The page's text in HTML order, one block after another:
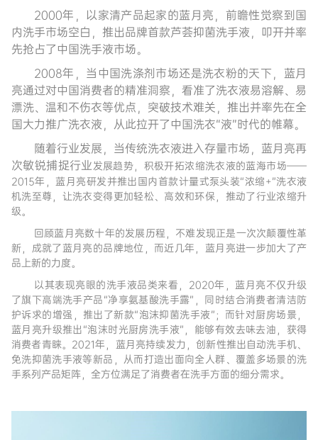
2000年，以家清产品起家的蓝月亮，前瞻性觉察到国
内洗手市场空白，推出品牌首款芦荟抑菌洗手液，叩开并率
先抢占了中国洗手液市场。
2008年，当中国洗涤剂市场还是洗衣粉的天下，蓝月
亮通过对中国消费者的精准洞察，看准了洗衣液易溶解、易
漂洗、温和不伤衣等优点，突破技术难关，推出并率先在全
国大力推广洗衣液，从此拉开了中国洗衣“液”时代的帷幕。
随着行业发展，当传统洗衣液进入存量市场，蓝月亮再
次敏锐捕捉行业发展趋势，积极开拓浓缩洗衣液的蓝海市场——
2015年，蓝月亮研发并推出国内首款计量式泵头装“浓缩+”洗衣液
机洗至尊，让洗衣变得更加轻松、高效和环保，推动了行业浓缩升
级。
回顾蓝月亮数十年的发展历程，不难发现正是一次次颠覆性革
新，成就了蓝月亮的品牌地位，而近几年，蓝月亮进一步加大了产
品上新的力度。
以其表现亮眼的洗手液品类来看，2020年，蓝月亮不仅升级
了旗下高端洗手产品“净享氨基酸洗手露”，同时结合消费者清洁防
护诉求的增强，推出了新款“泡沫抑菌洗手液”；而针对厨房场景，
蓝月亮升级推出“泡沫时光厨房洗手液”，能够有效去味去油，获得
消费者青睐。2021年，蓝月亮持续发力，创新性推出自动洗手机、
免洗抑菌洗手液等新品，从而打造出面向全人群、覆盖多场景的洗
手系列产品矩阵，全方位满足了消费者在洗手方面的细分需求。